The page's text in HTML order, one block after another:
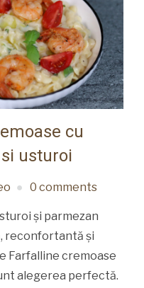
cu
usturoi
0 comments
și parmezan
reconfortantă și
Farfalline cremoase
alegerea perfectă.